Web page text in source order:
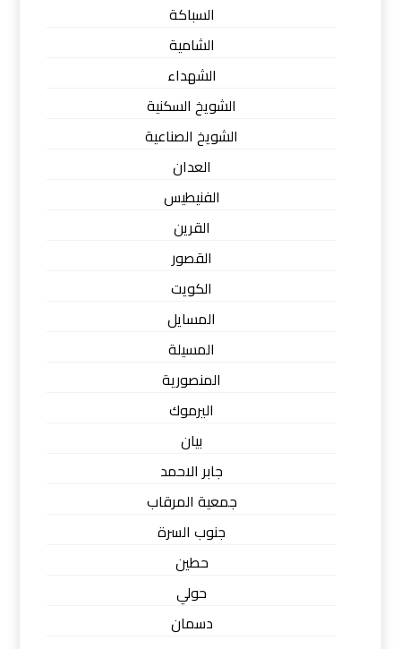
السباكة
الشامية
الشهداء
الشويخ السكنية
الشويخ الصناعية
العدان
الفنيطيس
القرين
القصور
الكويت
المسايل
المسيلة
المنصورية
اليرموك
بيان
جابر الاحمد
جمعية المرقاب
جنوب السرة
حطين
حولي
دسمان